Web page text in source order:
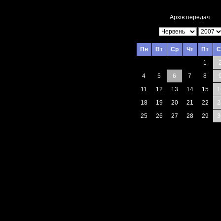
Архів передач
Пн Вт Ср Чт Пт
1
2
4
5 6 7 8 9
11
12 13 14 15
18
19 20 21 22
25
26 27 28 29